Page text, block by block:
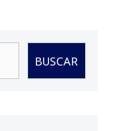
BUSCAR